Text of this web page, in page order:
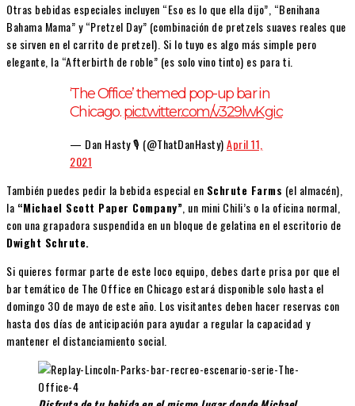
Otras bebidas especiales incluyen “Eso es lo que ella dijo”, “Benihana
Bahama Mama” y “Pretzel Day” (combinación de pretzels suaves reales que
se sirven en el carrito de pretzel). Si lo tuyo es algo más simple pero
elegante, la “Afterbirth de roble” (es solo vino tinto) es para ti.
‘The Office’ themed pop-up bar in
Chicago.pic.twitter.com/v329lwKgic
— Dan Hasty 🎙 (@ThatDanHasty)April 11,
2021
También puedes pedir la bebida especial en Schrute Farms (el almacén),
la “Michael Scott Paper Company”, un mini Chili’s o la oficina normal,
con una grapadora suspendida en un bloque de gelatina en el escritorio de
Dwight Schrute.
Si quieres formar parte de este loco equipo, debes darte prisa por que el
bar temático de The Office en Chicago estará disponible solo hasta el
domingo 30 de mayo de este año. Los visitantes deben hacer reservas con
hasta dos días de anticipación para ayudar a regular la capacidad y
mantener el distanciamiento social.